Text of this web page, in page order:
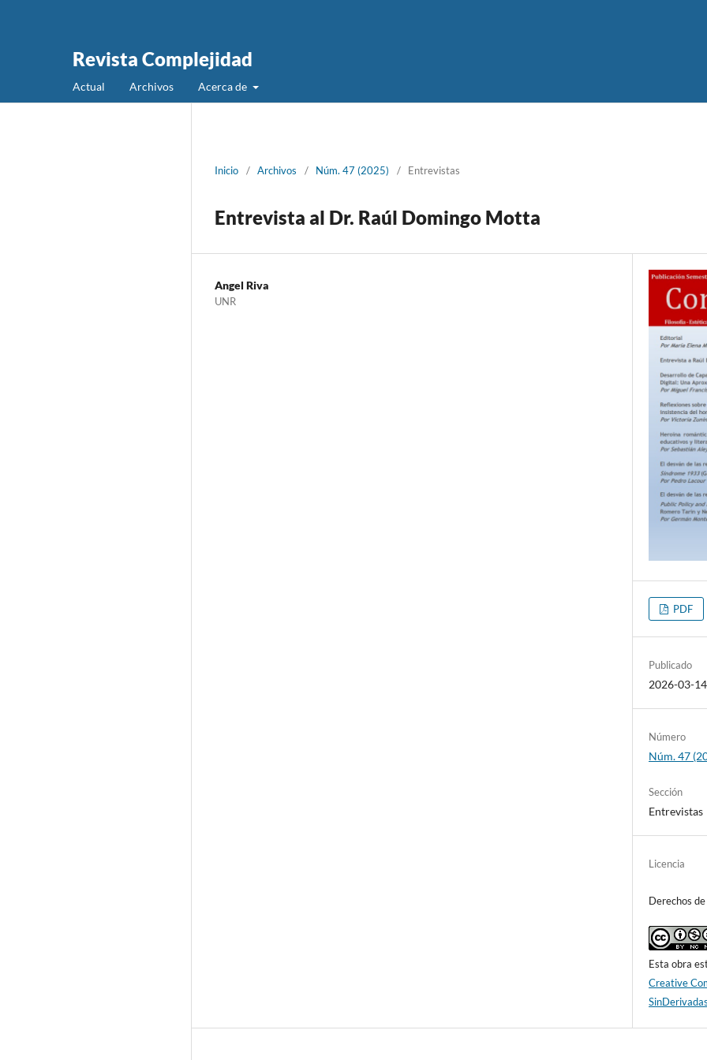
Revista Complejidad
Actual Archivos Acerca de
Inicio / Archivos / Núm. 47 (2025) / Entrevistas
Entrevista al Dr. Raúl Domingo Motta
Angel Riva
UNR
PDF
Publicado
2026-03-14
Número
Núm. 47
Sección
Entrevistas
Licencia
Derechos
Esta obra
Creative